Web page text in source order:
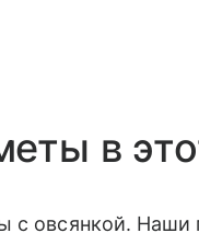
в
овсянкой. Наши